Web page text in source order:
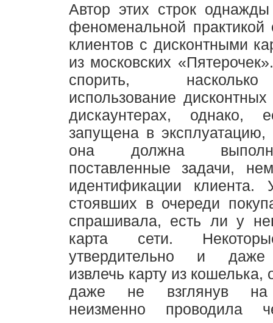
Автор этих строк
феноменальной практикой
клиентов с дисконтными
из московских
спорить,
использование
дискаунтерах, однако,
запущена в эксплуатацию,
она должна
поставленные задачи,
идентификации клиента.
стоявших в очереди
спрашивала, есть ли у
карта сети.
утвердительно и даже
извлечь карту из кошелька,
даже не взглянув на
неизменно проводила